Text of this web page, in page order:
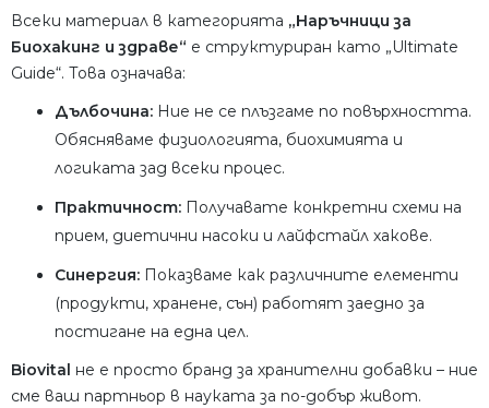
Всеки материал в категорията „Наръчници за
Биохакинг и здраве“ е структуриран като „Ultimate
Guide“. Това означава:
Дълбочина: Ние не се плъзгаме по повърхността.
Обясняваме физиологията, биохимията и
логиката зад всеки процес.
Практичност: Получавате конкретни схеми на
прием, диетични насоки и лайфстайл хакове.
Синергия: Показваме как различните елементи
(продукти, хранене, сън) работят заедно за
постигане на една цел.
Biovital не е просто бранд за хранителни добавки – ние
сме ваш партньор в науката за по-добър живот.